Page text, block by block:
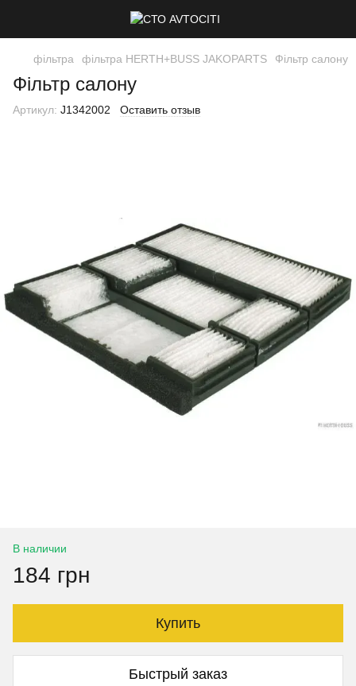
фільтра фільтра HERTH+BUSS JAKOPARTS Фільтр салону
Фільтр салону
Артикул: J1342002 Оставить отзыв
В наличии
184 грн
Купить
Быстрый заказ